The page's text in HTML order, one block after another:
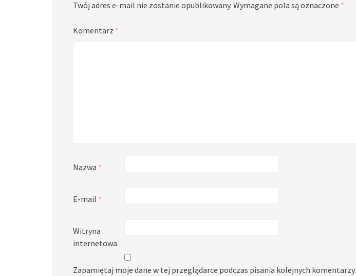
Twój adres e-mail nie zostanie opublikowany. Wymagane pola są oznaczone *
Komentarz *
Nazwa *
E-mail *
Witryna
internetowa
Zapamiętaj moje dane w tej przeglądarce podczas pisania kolejnych komentarzy.